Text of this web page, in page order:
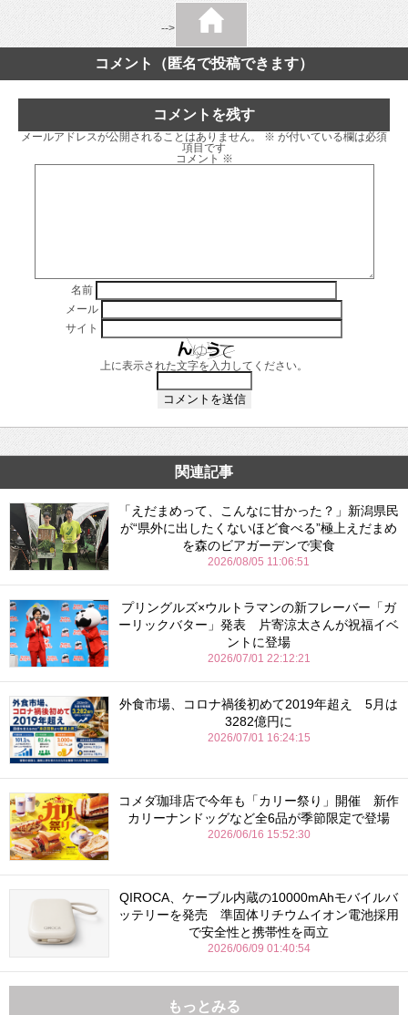
-->
コメント（匿名で投稿できます）
コメントを残す
メールアドレスが公開されることはありません。 ※ が付いている欄は必須
項目です
コメント ※
名前
メール
サイト
上に表示された文字を入力してください。
関連記事
「えだまめって、こんなに甘かった？」新潟県民
が“県外に出したくないほど食べる”極上えだまめ
を森のビアガーデンで実食
2026/08/05 11:06:51
プリングルズ×ウルトラマンの新フレーバー「ガ
ーリックバター」発表 片寄涼太さんが祝福イベ
ントに登場
2026/07/01 22:12:21
外食市場、コロナ禍後初めて2019年超え 5月は
3282億円に
2026/07/01 16:24:15
コメダ珈琲店で今年も「カリー祭り」開催 新作
カリーナンドッグなど全6品が季節限定で登場
2026/06/16 15:52:30
QIROCA、ケーブル内蔵の10000mAhモバイルバ
ッテリーを発売 準固体リチウムイオン電池採用
で安全性と携帯性を両立
2026/06/09 01:40:54
もっとみる